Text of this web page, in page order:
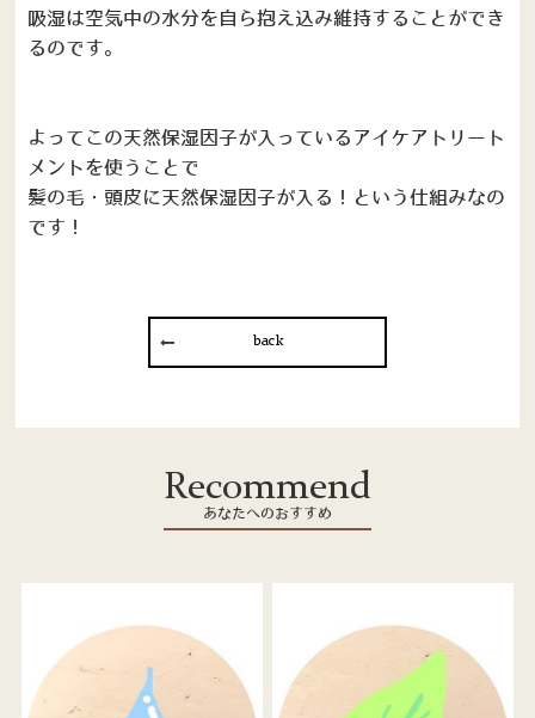
吸湿は空気中の水分を自ら抱え込み維持することができ
るのです。
よってこの天然保湿因子が入っているアイケアトリート
メントを使うことで
髪の毛・頭皮に天然保湿因子が入る！という仕組みなの
です！
back
Recommend
あなたへのおすすめ